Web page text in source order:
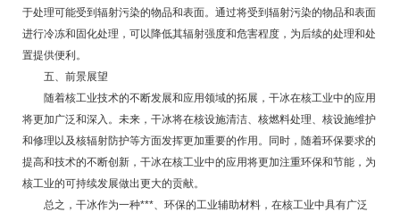
于处理可能受到辐射污染的物品和表面。通过将受到辐射污染的物品和表面
进行冷冻和固化处理，可以降低其辐射强度和危害程度，为后续的处理和处
置提供便利。
五、前景展望
随着核工业技术的不断发展和应用领域的拓展，干冰在核工业中的应用
将更加广泛和深入。未来，干冰将在核设施清洁、核燃料处理、核设施维护
和修理以及核辐射防护等方面发挥更加重要的作用。同时，随着环保要求的
提高和技术的不断创新，干冰在核工业中的应用将更加注重环保和节能，为
核工业的可持续发展做出更大的贡献。
总之，干冰作为一种***、环保的工业辅助材料，在核工业中具有广泛